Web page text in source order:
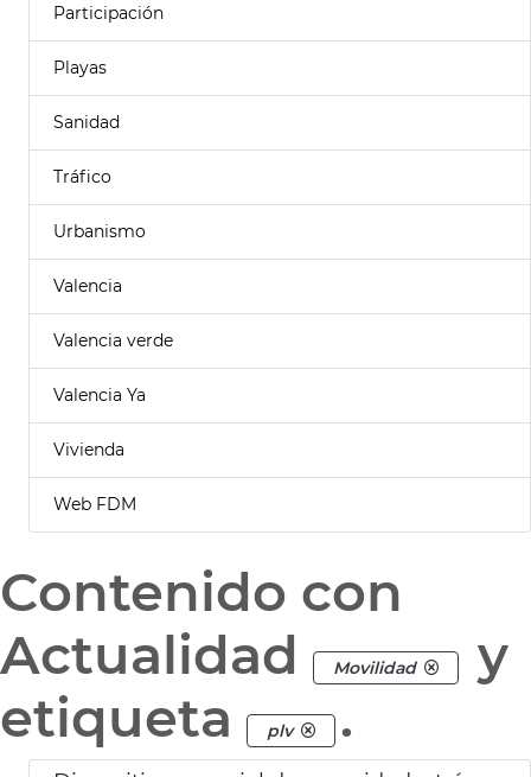
Participación
Playas
Sanidad
Tráfico
Urbanismo
Valencia
Valencia verde
Valencia Ya
Vivienda
Web FDM
Contenido con
Actualidad
Movilidad
y
etiqueta
plv .